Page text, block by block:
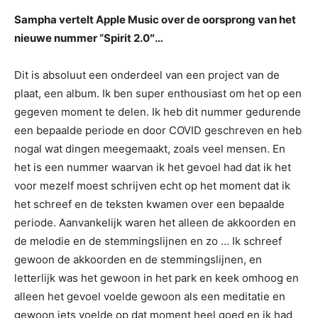
Sampha vertelt Apple Music over de oorsprong van het
nieuwe nummer “Spirit 2.0″…
Dit is absoluut een onderdeel van een project van de
plaat, een album. Ik ben super enthousiast om het op een
gegeven moment te delen. Ik heb dit nummer gedurende
een bepaalde periode en door COVID geschreven en heb
nogal wat dingen meegemaakt, zoals veel mensen. En
het is een nummer waarvan ik het gevoel had dat ik het
voor mezelf moest schrijven echt op het moment dat ik
het schreef en de teksten kwamen over een bepaalde
periode. Aanvankelijk waren het alleen de akkoorden en
de melodie en de stemmingslijnen en zo … Ik schreef
gewoon de akkoorden en de stemmingslijnen, en
letterlijk was het gewoon in het park en keek omhoog en
alleen het gevoel voelde gewoon als een meditatie en
gewoon iets voelde op dat moment heel goed en ik had